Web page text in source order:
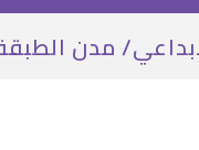
مدن الطبقة